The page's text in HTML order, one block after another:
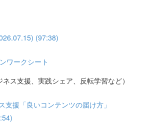
(97:38)
ワークシート
ス支援、実践シェア、反転学習など）
支援「良いコンテンツの届け方」